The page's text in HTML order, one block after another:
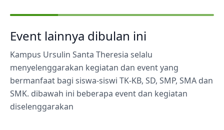
Event lainnya dibulan ini
Kampus Ursulin Santa Theresia selalu
menyelenggarakan kegiatan dan event yang
bermanfaat bagi siswa-siswi TK-KB, SD, SMP, SMA dan
SMK. dibawah ini beberapa event dan kegiatan
diselenggarakan